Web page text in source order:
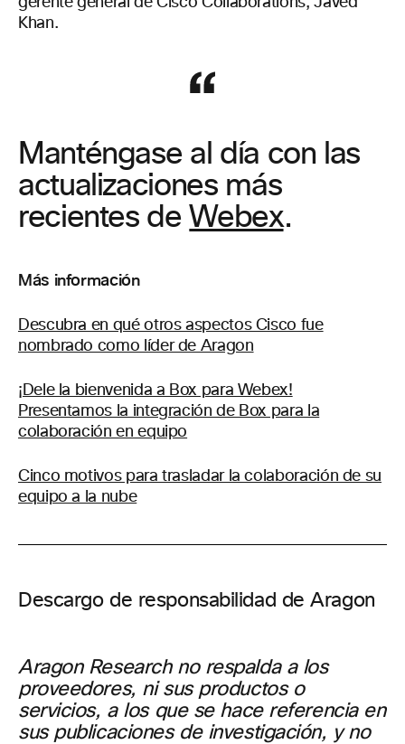
Khan.
Manténgase al día con las
actualizaciones más
recientes de Webex.
Más información
Descubra en qué otros aspectos Cisco fue
nombrado como líder de Aragon
¡Dele la bienvenida a Box para Webex!
Presentamos la integración de Box para la
colaboración en equipo
Cinco motivos para trasladar la colaboración de su
equipo a la nube
Descargo de responsabilidad de Aragon
Aragon Research no respalda a los
proveedores, ni sus productos o
servicios, a los que se hace referencia en
sus publicaciones de investigación, y no